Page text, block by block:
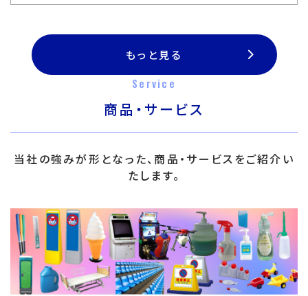
もっと見る
Service
商品・サービス
当社の強みが形となった、商品・サービスをご紹介い
たします。